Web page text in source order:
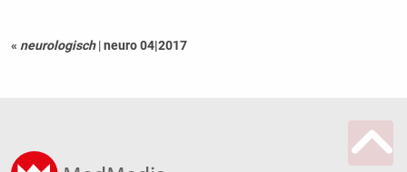
« neurologisch |neuro 04|2017